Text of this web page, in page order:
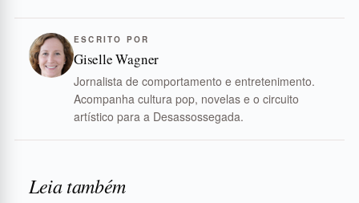
ESCRITO POR
Giselle Wagner
Jornalista de comportamento e entretenimento.
Acompanha cultura pop, novelas e o circuito
artístico para a Desassossegada.
Leia também